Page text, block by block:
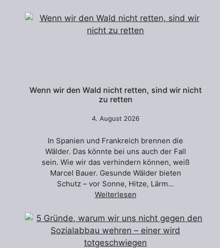
Wenn wir den Wald nicht retten, sind wir nicht
zu retten
4. August 2026
In Spanien und Frankreich brennen die
Wälder. Das könnte bei uns auch der Fall
sein. Wie wir das verhindern können, weiß
Marcel Bauer. Gesunde Wälder bieten
Schutz – vor Sonne, Hitze, Lärm…
Weiterlesen